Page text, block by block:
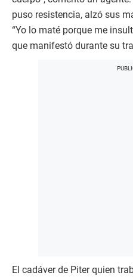
puso resistencia, alzó sus
“Yo lo maté porque me
que manifestó durante su
El cadáver de Piter quien